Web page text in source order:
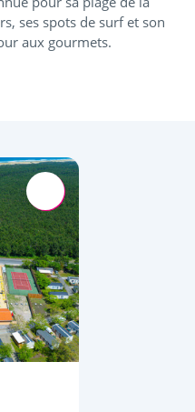
ses spots de surf et son
aux gourmets.